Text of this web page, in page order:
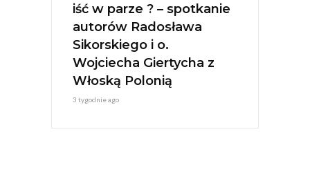
iść w parze ? – spotkanie
autorów Radosława
Sikorskiego i o.
Wojciecha Giertycha z
Włoską Polonią
3 tygodnie ago